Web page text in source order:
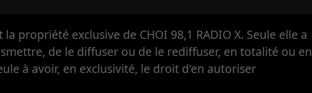
propriété exclusive de CHOI 98,1 RADIO X. Seule elle a
de le diffuser ou de le rediffuser, en totalité ou en
à avoir, en exclusivité, le droit d'en autoriser